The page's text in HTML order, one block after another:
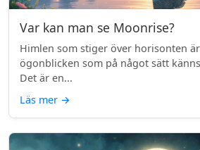
Var kan man se Moonrise?
Himlen som stiger över horisonten
ögonblicken som på något sätt
Det är en...
Läs mer →